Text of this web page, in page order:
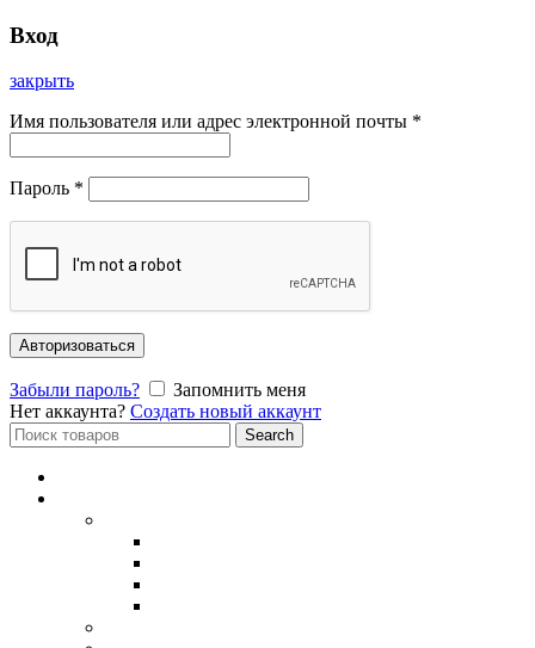
Вход
закрыть
Имя пользователя или адрес электронной почты *
Пароль *
Авторизоваться
Забыли пароль?
Запомнить меня
Нет аккаунта? Создать новый аккаунт
Search
for:
Search